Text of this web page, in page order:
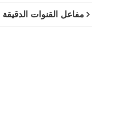
مفاعل القنوات الدقيقة